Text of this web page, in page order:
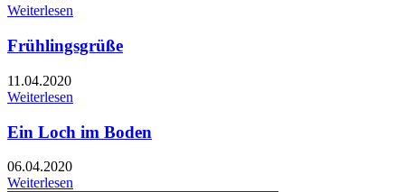
Weiterlesen
Frühlingsgrüße
11.04.2020
Weiterlesen
Ein Loch im Boden
06.04.2020
Weiterlesen